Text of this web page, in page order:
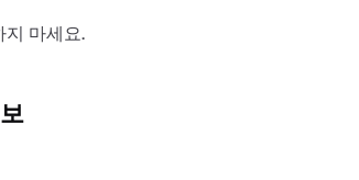
지 마세요.